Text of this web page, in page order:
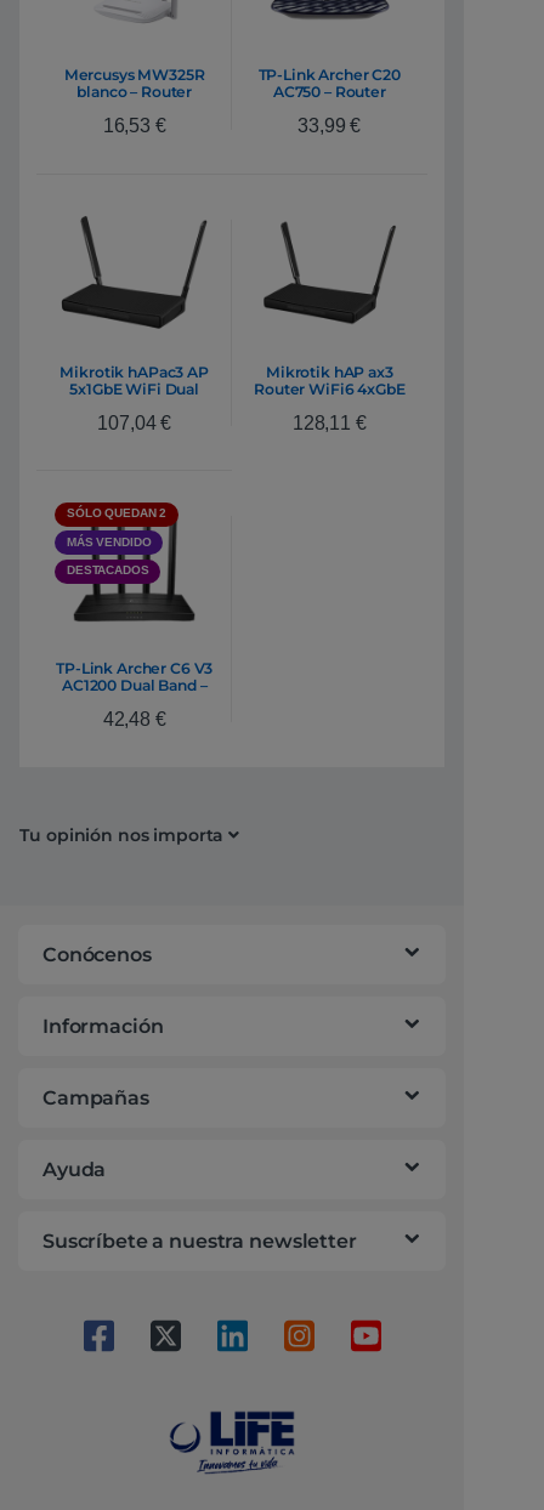
Mercusys MW325R
blanco – Router
16,53 €
TP-Link Archer C20
AC750 – Router
33,99€
Mikrotik hAPac3 AP
5x1GbE WiFi Dual
107,04€
Mikrotik hAP ax3
Router WiFi6 4xGbE
128,11 €
SÓLO QUEDAN 2
MÁS VENDIDO
DESTACADOS
TP-Link Archer C6 V3
AC1200 Dual Band –
42,48 €
Tu opinión nos importa
Conócenos
Información
Campañas
Ayuda
Suscríbete a nuestra newsletter